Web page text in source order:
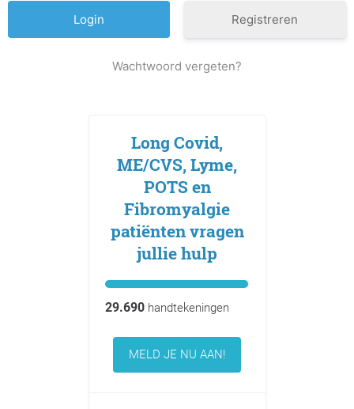
Registreren
Wachtwoord vergeten?
Long Covid,
ME/CVS, Lyme,
POTS en
Fibromyalgie
patiënten vragen
jullie hulp
29.690handtekeningen
MELD JE NU AAN!